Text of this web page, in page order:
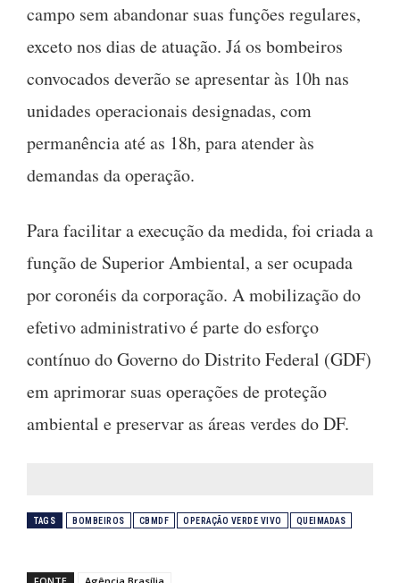
campo sem abandonar suas funções regulares,
exceto nos dias de atuação. Já os bombeiros
convocados deverão se apresentar às 10h nas
unidades operacionais designadas, com
permanência até as 18h, para atender às
demandas da operação.
Para facilitar a execução da medida, foi criada a
função de Superior Ambiental, a ser ocupada
por coronéis da corporação. A mobilização do
efetivo administrativo é parte do esforço
contínuo do Governo do Distrito Federal (GDF)
em aprimorar suas operações de proteção
ambiental e preservar as áreas verdes do DF.
TAGS BOMBEIROS CBMDF OPERAÇÃO VERDE VIVO QUEIMADAS